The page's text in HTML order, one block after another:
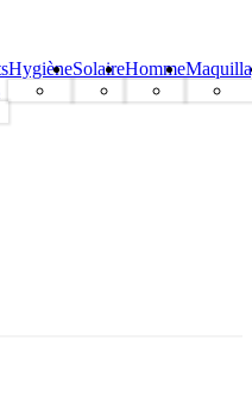
HygièneSolaireHomme